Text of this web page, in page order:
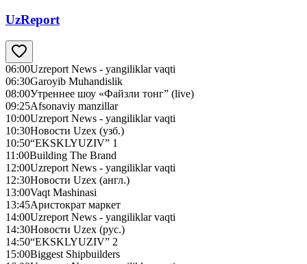
UzReport
06:00Uzreport News - yangiliklar vaqti
06:30Garoyib Muhandislik
08:00Утреннее шоу «Файзли тонг” (live)
09:25Afsonaviy manzillar
10:00Uzreport News - yangiliklar vaqti
10:30Новости Uzex (узб.)
10:50“EKSKLYUZIV” 1
11:00Building The Brand
12:00Uzreport News - yangiliklar vaqti
12:30Новости Uzex (англ.)
13:00Vaqt Mashinasi
13:45Аристократ маркет
14:00Uzreport News - yangiliklar vaqti
14:30Новости Uzex (рус.)
14:50“EKSKLYUZIV” 2
15:00Biggest Shipbuilders